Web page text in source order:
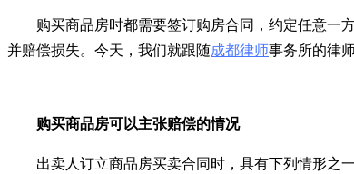
购买商品房时都需要签订购房合同，约定任意一
并赔偿损失。今天，我们就跟随成都律师事务所的律
购买商品房可以主张赔偿的情况
出卖人订立商品房买卖合同时，具有下列情形之